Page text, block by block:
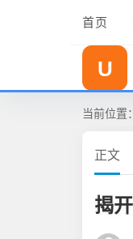
首页
当前位置：
正文
揭